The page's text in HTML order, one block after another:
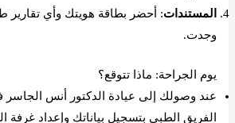
المستندات: أحضر بطاقة هويتك وأي تقارير
وجدت.
يوم الجراحة: ماذا تتوقع؟
عند وصولك إلى عيادة الدكتور أنس
الفريق الطبي بتسجيل بياناتك وإعداد غرفة